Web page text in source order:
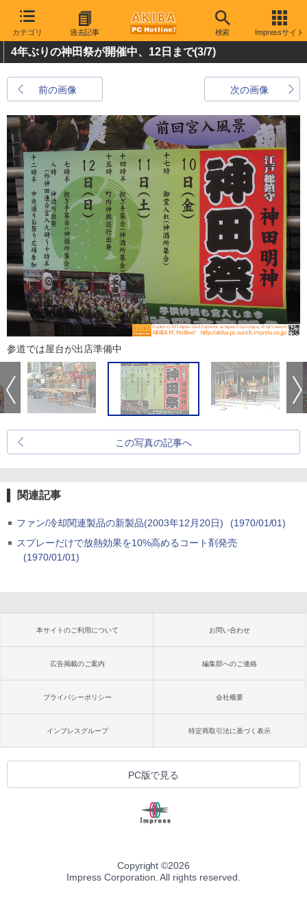
カテゴリ 過去記事 検索 Impressサイト
4年ぶりの神田祭が開催中、12日まで(3/7)
前の画像 次の画像
参道では屋台が出店準備中
この写真の記事へ
関連記事
ファン/冷却関連製品の新製品(2003年12月20日)
(1970/01/01)
スプレーだけで放熱効果を10%高めるコート剤発売
(1970/01/01)
本サイトのご利用について お問い合わせ
広告掲載のご案内 編集部へのご連絡
プライバシーポリシー 会社概要
インプレスグループ 特定商取引法に基づく表示
PC版で見る
Copyright ©2026
Impress Corporation. All rights reserved.